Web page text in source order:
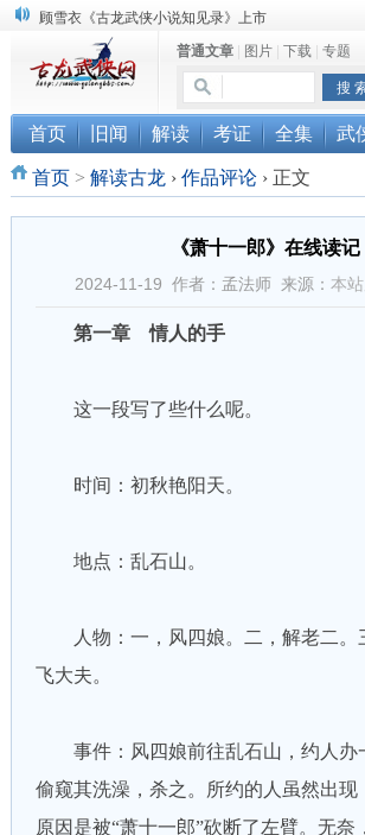
顾雪衣《古龙武侠小说知见录》上市
“武侠书库”查缺补漏活动圆满结束
《古龙小说原貌探究》修订版已上市
普通文章| 图片| 下载| 专题
首页 旧闻 解读 考证 全集 武
首页> 解读古龙 › 作品评论 ›正文
《萧十一郎》在线读记
2024-11-19 作者：孟法师 来源： 本站
第一章 情人的手
这一段写了些什么呢。
时间：初秋艳阳天。
地点：乱石山。
人物：一，风四娘。二，解老二。
飞大夫。
事件：风四娘前往乱石山，约人办
偷窥其洗澡，杀之。所约的人虽然出现
原因是被“萧十一郎”砍断了左臂。无奈